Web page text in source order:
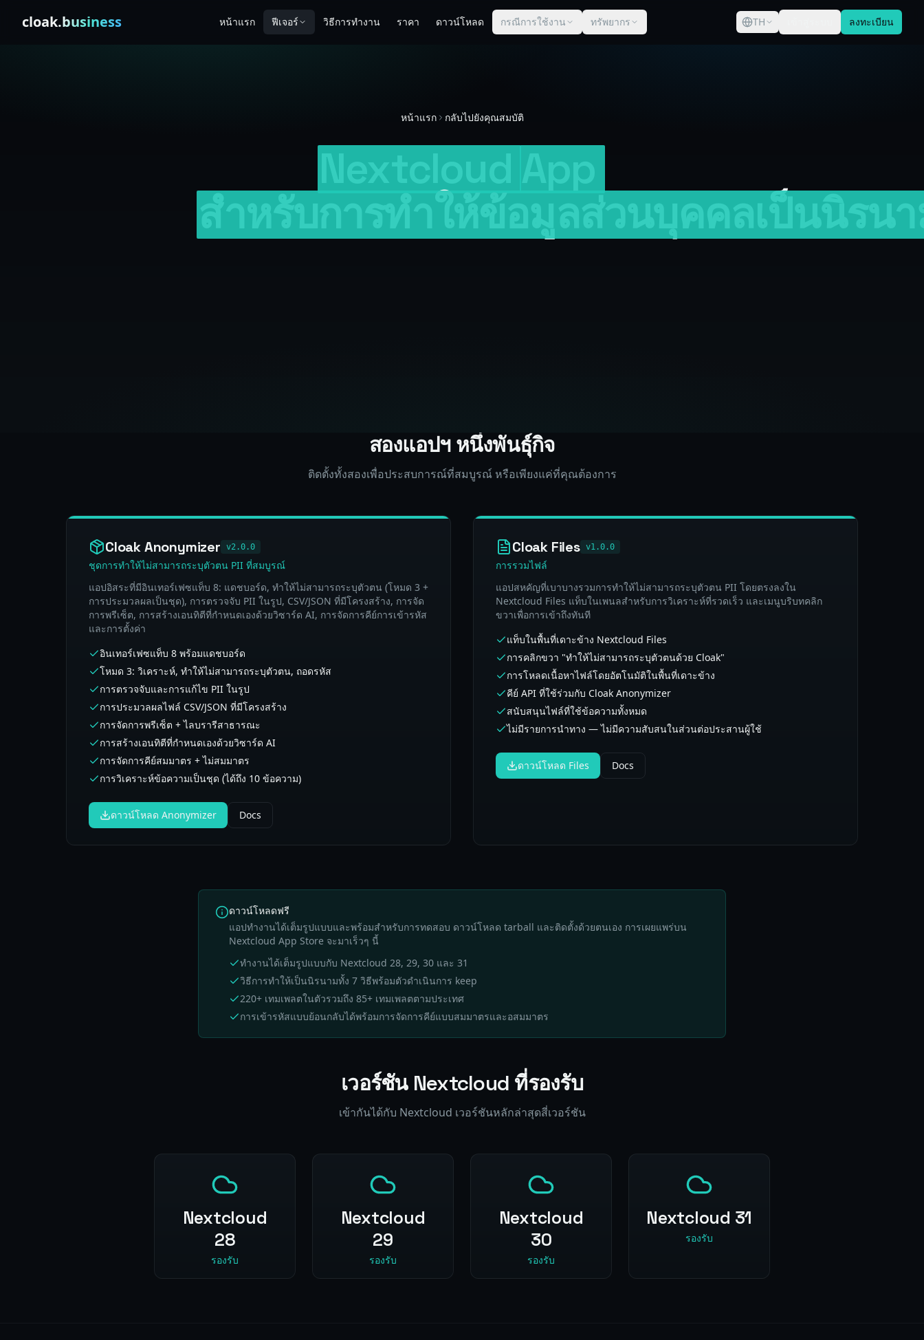
cloak.business หน้าแรก ฟีเจอร์ วิธีการทำงาน ราคา ดาวน์โหลด กรณีการใช้งาน ทรัพยากร TH ลงทะเบียน
หน้าแรก กลับไปยังคุณสมบัติ
สองแอปฯ หนึ่งพันธุ์กิจ
ติดตั้งทั้งสองเพื่อประสบการณ์ที่สมบูรณ์ หรือเพียงแค่ที่คุณต้องการ
Cloak Anonymizer v2.0.0
ชุดการทำให้ไม่สามารถระบุตัวตน PII ที่สมบูรณ์
แอปอิสระที่มีอินเทอร์เฟซแท็บ 8: แดชบอร์ด, ทำให้ไม่สามารถระบุตัวตน (โหมด 3 +
การประมวลผลเป็นชุด), การตรวจจับ PII ในรูป, CSV/JSON ที่มีโครงสร้าง, การจัด
การพรีเซ็ต, การสร้างเอนทิตีที่กำหนดเองด้วยวิซาร์ด AI, การจัดการคีย์การเข้ารหัส
และการตั้งค่า
อินเทอร์เฟซแท็บ 8 พร้อมแดชบอร์ด
โหมด 3: วิเคราะห์, ทำให้ไม่สามารถระบุตัวตน, ถอดรหัส
การตรวจจับและการแก้ไข PII ในรูป
การประมวลผลไฟล์ CSV/JSON ที่มีโครงสร้าง
การจัดการพรีเซ็ต + ไลบรารีสาธารณะ
การสร้างเอนทิตีที่กำหนดเองด้วยวิซาร์ด AI
การจัดการคีย์สมมาตร + ไม่สมมาตร
การวิเคราะห์ข้อความเป็นชุด (ได้ถึง 10 ข้อความ)
ดาวน์โหลด Anonymizer Docs
Cloak Files v1.0.0
การรวมไฟล์
แอปสหคัญที่เบาบางรวมการทำให้ไม่สามารถระบุตัวตน PII โดยตรงลงใน
Nextcloud Files แท็บในเพนลสำหรับการวิเคราะห์ที่รวดเร็ว และเมนูบริบทคลิก
ขวาเพื่อการเข้าถึงทันที
แท็บในพื้นที่เดาะข้าง Nextcloud Files
การคลิกขวา "ทำให้ไม่สามารถระบุตัวตนด้วย Cloak"
การโหลดเนื้อหาไฟล์โดยอัตโนมัติในพื้นที่เดาะข้าง
คีย์ API ที่ใช้ร่วมกับ Cloak Anonymizer
สนับสนุนไฟล์ที่ใช้ข้อความทั้งหมด
ไม่มีรายการนำทาง — ไม่มีความสับสนในส่วนต่อประสานผู้ใช้
ดาวน์โหลด Files Docs
ดาวน์โหลดฟรี
แอปทำงานได้เต็มรูปแบบและพร้อมสำหรับการทดสอบ ดาวน์โหลด tarball และติดตั้งด้วยตนเอง การเผยแพร่บน
Nextcloud App Store จะมาเร็วๆ นี้
ทำงานได้เต็มรูปแบบกับ Nextcloud 28, 29, 30 และ 31
วิธีการทำให้เป็นนิรนามทั้ง 7 วิธีพร้อมตัวดำเนินการ keep
220+ เทมเพลตในตัวรวมถึง 85+ เทมเพลตตามประเทศ
การเข้ารหัสแบบย้อนกลับได้พร้อมการจัดการคีย์แบบสมมาตรและอสมมาตร
เวอร์ชัน Nextcloud ที่รองรับ
เข้ากันได้กับ Nextcloud เวอร์ชันหลักล่าสุดสี่เวอร์ชัน
Nextcloud
28
รองรับ
Nextcloud
29
รองรับ
Nextcloud
30
รองรับ
Nextcloud 31
รองรับ